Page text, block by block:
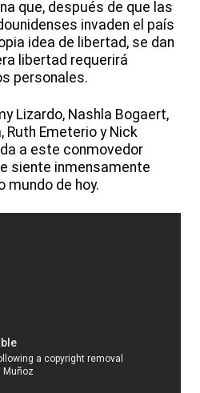
que, después de que las
invaden el país
idea de libertad, se dan
libertad requerirá
personales.
Lizardo, Nashla Bogaert,
Ruth Emeterio y Nick
a este conmovedor
siente inmensamente
mundo de hoy.